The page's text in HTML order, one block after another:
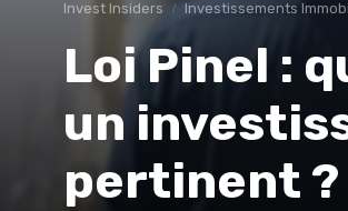
Invest Insiders Investissements
Loi Pinel :
un
pertinent ?